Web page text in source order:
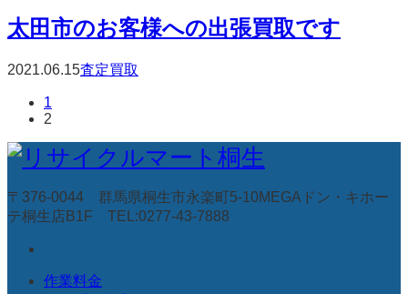
太田市のお客様への出張買取です
2021.06.15査定買取
1
2
〒376-0044 群馬県桐生市永楽町5-10MEGAドン・キホー
テ桐生店B1F TEL:0277-43-7888
作業料金